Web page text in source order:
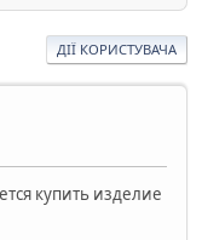
ДІЇ КОРИСТУВАЧА
купить изделие